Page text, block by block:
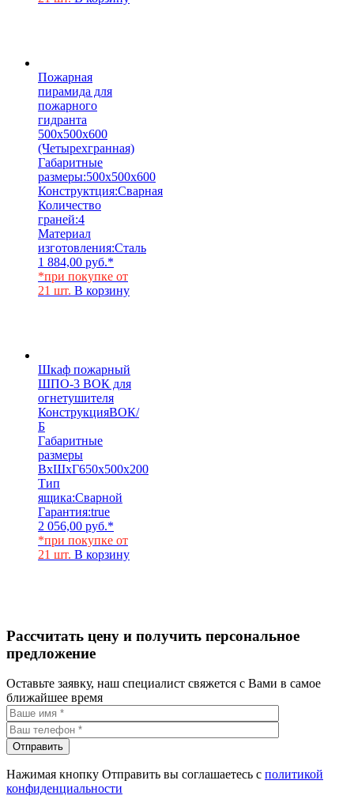
Пожарная
пирамида для
пожарного
гидранта
500x500x600
(Четырехгранная)
Габаритные
размеры:500x500x600
Конструктция:Сварная
Количество
граней:4
Материал
изготовления:Сталь
1 884,00 руб.*
*при покупке от
21 шт. В корзину
Шкаф пожарный
ШПО-3 ВОК для
огнетушителя
КонструкцияВОК/
Б
Габаритные
размеры
ВхШхГ650х500х200
Тип
ящика:Сварной
Гарантия:true
2 056,00 руб.*
*при покупке от
21 шт. В корзину
Рассчитать цену и получить персональное
предложение
Оставьте заявку, наш специалист свяжется с Вами в самое
ближайшее время
Нажимая кнопку Отправить вы соглашаетесь с политикой
конфиденциальности